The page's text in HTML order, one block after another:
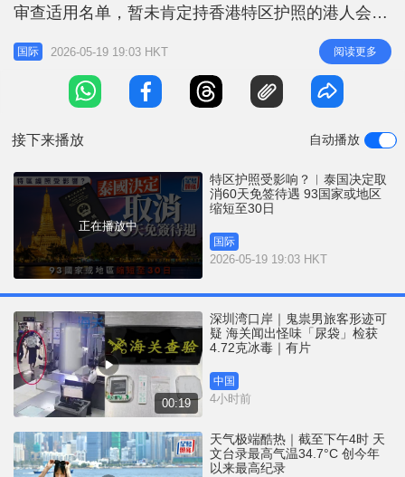
n
审查适用名单，暂未肯定持香港特区护照的港人会否
受影响。 泰国外交部表示，政府已决定取消对93个
国家或地区的60天免签证措施。领事事务部部长蒙坤
（Mungkorn Pratoomkaew）补充说，30天免签政策
则将从现行的57个缩减至54个，另外3个国家或地
国际 2026-05-19 19:03 HKT 阅读更多
接下来播放 自动播放
正在播放中
特区护照受影响？︱泰国决定取
消60天免签待遇 93国家或地区
缩短至30日
国际
2026-05-19 19:03 HKT
00:19
深圳湾口岸｜鬼祟男旅客形迹可
疑 海关闻出怪味「尿袋」检获
4.72克冰毒｜有片
中国
4小时前
天气极端酷热｜截至下午4时 天
文台录最高气温34.7°C 创今年
以来最高纪录